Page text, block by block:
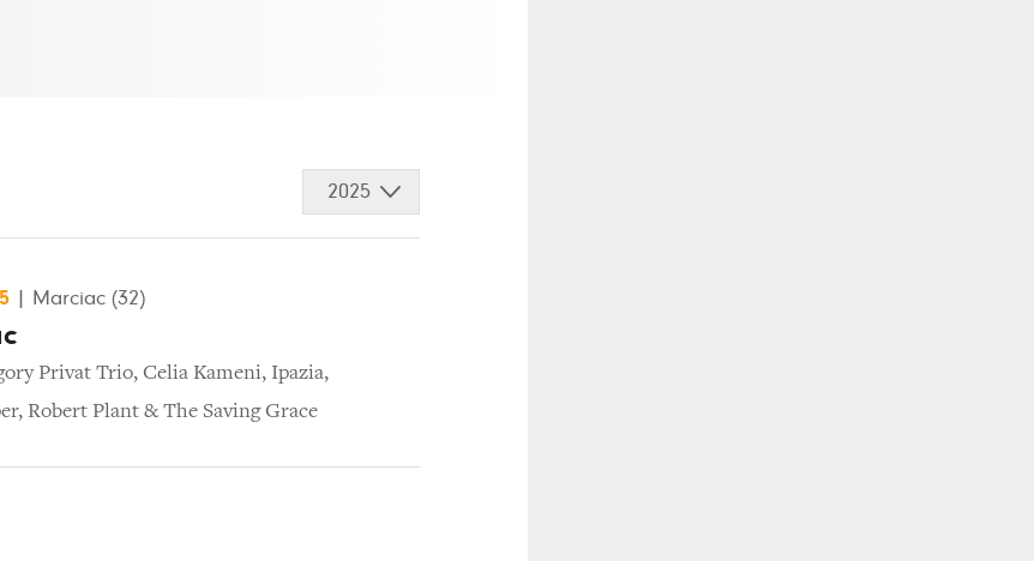
2025
Marciac (32)
Privat Trio, Celia Kameni, Ipazia,
, Robert Plant & The Saving Grace